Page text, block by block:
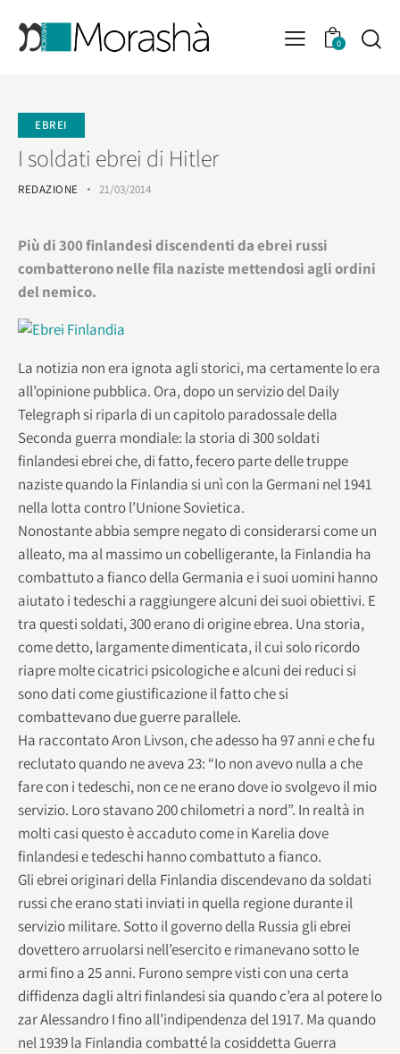
0
EBREI
I soldati ebrei di Hitler
REDAZIONE 21/03/2014
Più di 300 finlandesi discendenti da ebrei russi
combatterono nelle fila naziste mettendosi agli ordini
del nemico.
La notizia non era ignota agli storici, ma certamente lo era
all’opinione pubblica. Ora, dopo un servizio del Daily
Telegraph si riparla di un capitolo paradossale della
Seconda guerra mondiale: la storia di 300 soldati
finlandesi ebrei che, di fatto, fecero parte delle truppe
naziste quando la Finlandia si unì con la Germani nel 1941
nella lotta contro l’Unione Sovietica.
Nonostante abbia sempre negato di considerarsi come un
alleato, ma al massimo un cobelligerante, la Finlandia ha
combattuto a fianco della Germania e i suoi uomini hanno
aiutato i tedeschi a raggiungere alcuni dei suoi obiettivi. E
tra questi soldati, 300 erano di origine ebrea. Una storia,
come detto, largamente dimenticata, il cui solo ricordo
riapre molte cicatrici psicologiche e alcuni dei reduci si
sono dati come giustificazione il fatto che si
combattevano due guerre parallele.
Ha raccontato Aron Livson, che adesso ha 97 anni e che fu
reclutato quando ne aveva 23: “Io non avevo nulla a che
fare con i tedeschi, non ce ne erano dove io svolgevo il mio
servizio. Loro stavano 200 chilometri a nord”. In realtà in
molti casi questo è accaduto come in Karelia dove
finlandesi e tedeschi hanno combattuto a fianco.
Gli ebrei originari della Finlandia discendevano da soldati
russi che erano stati inviati in quella regione durante il
servizio militare. Sotto il governo della Russia gli ebrei
dovettero arruolarsi nell’esercito e rimanevano sotto le
armi fino a 25 anni. Furono sempre visti con una certa
diffidenza dagli altri finlandesi sia quando c’era al potere lo
zar Alessandro I fino all’indipendenza del 1917. Ma quando
nel 1939 la Finlandia combatté la cosiddetta Guerra